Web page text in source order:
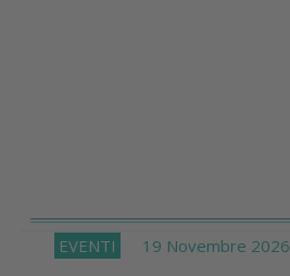
EVENTI 19 Novembre 2026